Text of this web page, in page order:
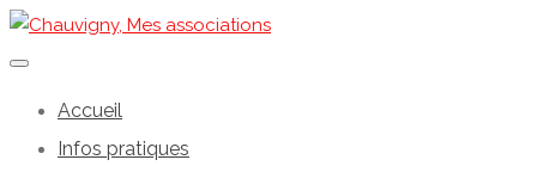
Accueil
Infos pratiques